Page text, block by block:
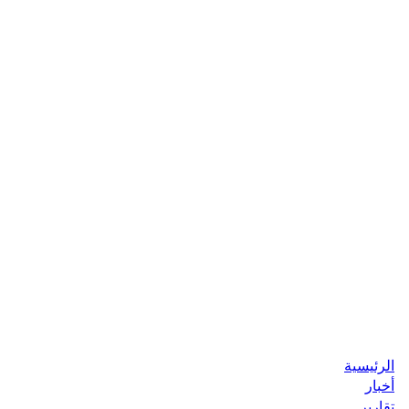
الرئيسية
أخبار